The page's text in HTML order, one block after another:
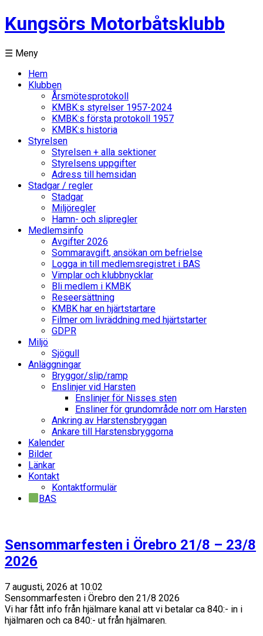
Kungsörs Motorbåtsklubb
☰ Meny
Hem
Klubben
Årsmötesprotokoll
KMBK:s styrelser 1957-2024
KMBK:s första protokoll 1957
KMBK:s historia
Styrelsen
Styrelsen + alla sektioner
Styrelsens uppgifter
Adress till hemsidan
Stadgar / regler
Stadgar
Miljöregler
Hamn- och slipregler
Medlemsinfo
Avgifter 2026
Sommaravgift, ansökan om befrielse
Logga in till medlemsregistret i BAS
Vimplar och klubbnycklar
Bli medlem i KMBK
Reseersättning
KMBK har en hjärtstartare
Filmer om livräddning med hjärtstarter
GDPR
Miljö
Sjögull
Anläggningar
Bryggor/slip/ramp
Enslinjer vid Harsten
Enslinjer för Nisses sten
Ensliner för grundområde norr om Harsten
Ankring av Harstensbryggan
Ankare till Harstensbryggorna
Kalender
Bilder
Länkar
Kontakt
Kontaktformulär
BAS
Sensommarfesten i Örebro 21/8 – 23/8
2026
7 augusti, 2026 at 10:02
Sensommarfesten i Örebro den 21/8 2026
Vi har fått info från hjälmare kanal att vi betalar ca 840:- in i
hjälmaren och ca 840:- ut från hjälmaren.